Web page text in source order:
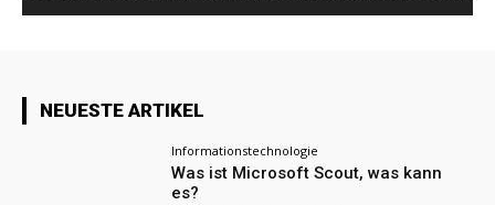
NEUESTE ARTIKEL
Informationstechnologie
Was ist Microsoft Scout, was kann
es?